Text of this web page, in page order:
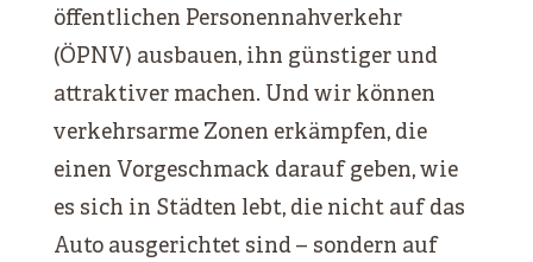
öffentlichen Personennahverkehr
(ÖPNV) ausbauen, ihn günstiger und
attraktiver machen. Und wir können
verkehrsarme Zonen erkämpfen, die
einen Vorgeschmack darauf geben, wie
es sich in Städten lebt, die nicht auf das
Auto ausgerichtet sind – sondern auf